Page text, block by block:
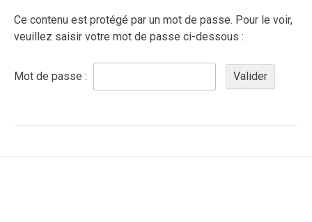
Ce contenu est protégé par un mot de passe. Pour le voir,
veuillez saisir votre mot de passe ci-dessous :
Mot de passe :